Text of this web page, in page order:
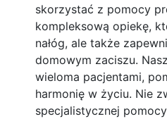
skorzystać z pomocy
kompleksową opiekę,
nałóg, ale także
domowym zaciszu.
wieloma pacjentami,
harmonię w życiu. Nie
specjalistycznej